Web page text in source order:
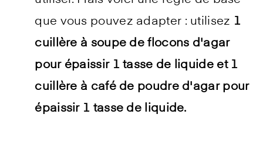
que vous pouvez adapter : utilisez 1
cuillère à soupe de flocons d'agar
pour épaissir 1 tasse de liquide et 1
cuillère à café de poudre d'agar pour
épaissir 1 tasse de liquide.